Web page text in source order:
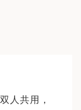
人共用，